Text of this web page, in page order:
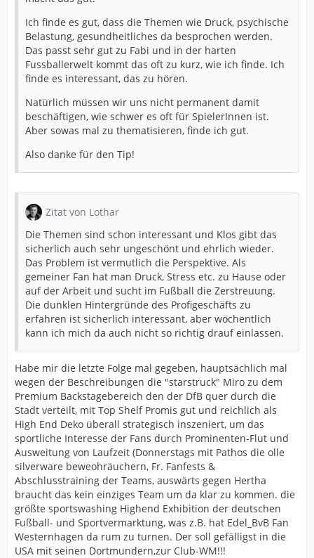
Ich finde es gut, dass die Themen wie Druck, psychische
Belastung, gesundheitliches da besprochen werden.
Das passt sehr gut zu Fabi und in der harten
Fussballerwelt kommt das oft zu kurz, wie ich finde. Ich
finde es interessant, das zu hören.
Natürlich müssen wir uns nicht permanent damit
beschäftigen, wie schwer es oft für SpielerInnen ist.
Aber sowas mal zu thematisieren, finde ich gut.
Also danke für den Tip!
Zitat von Lothar
Die Themen sind schon interessant und Klos gibt das
sicherlich auch sehr ungeschönt und ehrlich wieder.
Das Problem ist vermutlich die Perspektive. Als
gemeiner Fan hat man Druck, Stress etc. zu Hause oder
auf der Arbeit und sucht im Fußball die Zerstreuung.
Die dunklen Hintergründe des Profigeschäfts zu
erfahren ist sicherlich interessant, aber wöchentlich
kann ich mich da auch nicht so richtig drauf einlassen.
Habe mir die letzte Folge mal gegeben, hauptsächlich mal
wegen der Beschreibungen die "starstruck" Miro zu dem
Premium Backstagebereich den der DfB quer durch die
Stadt verteilt, mit Top Shelf Promis gut und reichlich als
High End Deko überall strategisch inszeniert, um das
sportliche Interesse der Fans durch Prominenten-Flut und
Ausweitung von Laufzeit (Donnerstags mit Pathos die olle
silverware beweohräuchern, Fr. Fanfests &
Abschlusstraining der Teams, auswärts gegen Hertha
braucht das kein einziges Team um da klar zu kommen. die
größte sportswashing Highend Exhibition der deutschen
Fußball- und Sportvermarktung, was z.B. hat Edel_BvB Fan
Westernhagen da rum zu turnen. Der soll gefälligst in die
USA mit seinen Dortmundern,zur Club-WM!!!